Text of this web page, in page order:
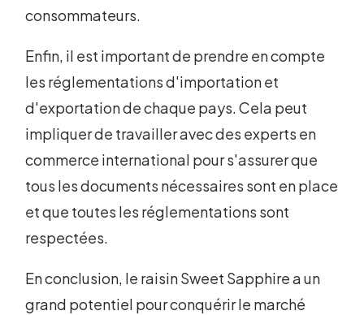
consommateurs.
Enfin, il est important de prendre en compte
les réglementations d'importation et
d'exportation de chaque pays. Cela peut
impliquer de travailler avec des experts en
commerce international pour s'assurer que
tous les documents nécessaires sont en place
et que toutes les réglementations sont
respectées.
En conclusion, le raisin Sweet Sapphire a un
grand potentiel pour conquérir le marché